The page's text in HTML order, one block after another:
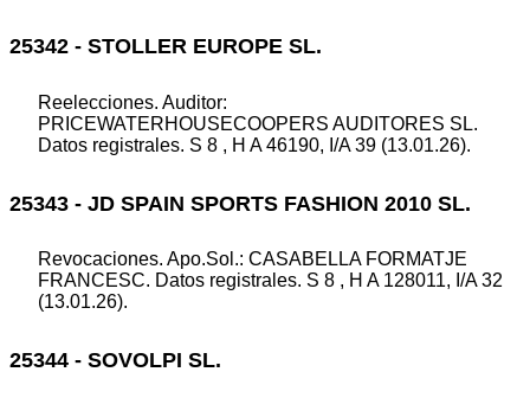
25342 - STOLLER EUROPE SL.
Reelecciones. Auditor:
PRICEWATERHOUSECOOPERS AUDITORES SL.
Datos registrales. S 8 , H A 46190, I/A 39 (13.01.26).
25343 - JD SPAIN SPORTS FASHION 2010 SL.
Revocaciones. Apo.Sol.: CASABELLA FORMATJE
FRANCESC. Datos registrales. S 8 , H A 128011, I/A 32
(13.01.26).
25344 - SOVOLPI SL.